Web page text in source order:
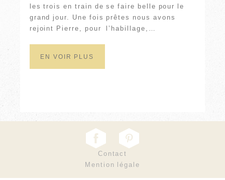
les trois en train de se faire belle pour le
grand jour. Une fois prêtes nous avons
rejoint Pierre, pour l’habillage,…
EN VOIR PLUS
Contact
Mention légale